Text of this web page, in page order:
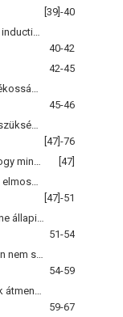
[39]-40
40-42
42-45
45-46
[47]-76
[47]
[47]-51
51-54
54-59
59-67